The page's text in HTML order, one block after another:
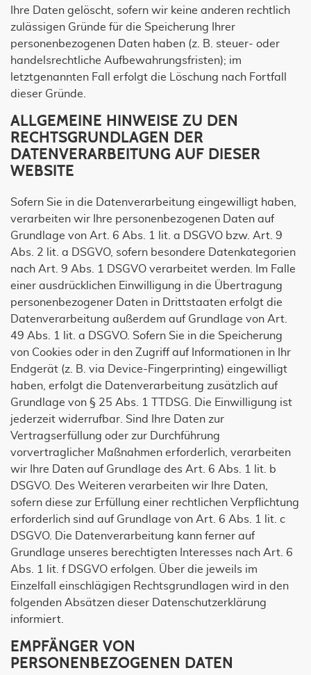
Ihre Daten gelöscht, sofern wir keine anderen rechtlich
zulässigen Gründe für die Speicherung Ihrer
personenbezogenen Daten haben (z. B. steuer- oder
handelsrechtliche Aufbewahrungsfristen); im
letztgenannten Fall erfolgt die Löschung nach Fortfall
dieser Gründe.
ALLGEMEINE HINWEISE ZU DEN
RECHTSGRUNDLAGEN DER
DATENVERARBEITUNG AUF DIESER
WEBSITE
Sofern Sie in die Datenverarbeitung eingewilligt haben,
verarbeiten wir Ihre personenbezogenen Daten auf
Grundlage von Art. 6 Abs. 1 lit. a DSGVO bzw. Art. 9
Abs. 2 lit. a DSGVO, sofern besondere Datenkategorien
nach Art. 9 Abs. 1 DSGVO verarbeitet werden. Im Falle
einer ausdrücklichen Einwilligung in die Übertragung
personenbezogener Daten in Drittstaaten erfolgt die
Datenverarbeitung außerdem auf Grundlage von Art.
49 Abs. 1 lit. a DSGVO. Sofern Sie in die Speicherung
von Cookies oder in den Zugriff auf Informationen in Ihr
Endgerät (z. B. via Device-Fingerprinting) eingewilligt
haben, erfolgt die Datenverarbeitung zusätzlich auf
Grundlage von § 25 Abs. 1 TTDSG. Die Einwilligung ist
jederzeit widerrufbar. Sind Ihre Daten zur
Vertragserfüllung oder zur Durchführung
vorvertraglicher Maßnahmen erforderlich, verarbeiten
wir Ihre Daten auf Grundlage des Art. 6 Abs. 1 lit. b
DSGVO. Des Weiteren verarbeiten wir Ihre Daten,
sofern diese zur Erfüllung einer rechtlichen Verpflichtung
erforderlich sind auf Grundlage von Art. 6 Abs. 1 lit. c
DSGVO. Die Datenverarbeitung kann ferner auf
Grundlage unseres berechtigten Interesses nach Art. 6
Abs. 1 lit. f DSGVO erfolgen. Über die jeweils im
Einzelfall einschlägigen Rechtsgrundlagen wird in den
folgenden Absätzen dieser Datenschutzerklärung
informiert.
EMPFÄNGER VON
PERSONENBEZOGENEN DATEN